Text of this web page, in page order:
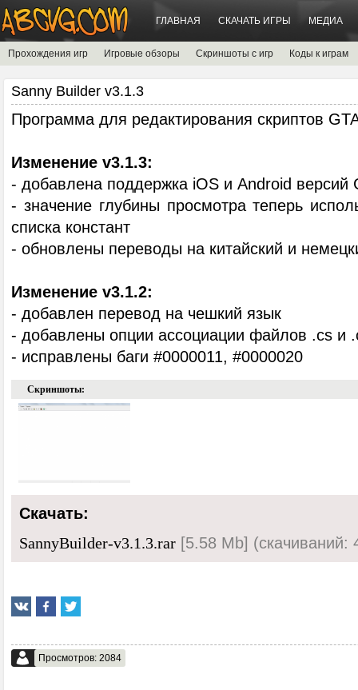
ГЛАВНАЯ СКАЧАТЬ ИГРЫ МЕДИА
Прохождения игр Игровые обзоры Скриншоты с игр Коды к играм
Sanny Builder v3.1.3
Программа для редактирования скриптов
Изменение v3.1.3:
- добавлена поддержка iOS и Android версий
- значение глубины просмотра теперь
списка констант
- обновлены переводы на китайский и
Изменение v3.1.2:
- добавлен перевод на чешкий язык
- добавлены опции ассоциации файлов .cs и
- исправлены баги #0000011, #0000020
Скриншоты:
Скачать:
SannyBuilder-v3.1.3.rar [5.58 Mb] (cкачиваний:
Просмотров: 2084